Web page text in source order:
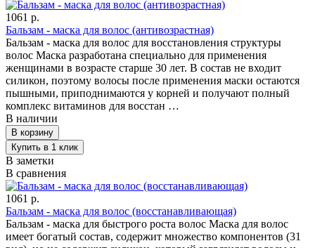
1061 р.
Бальзам - маска для волос (антивозрастная)
Бальзам - маска для волос для восстановления структуры
волос Маска разработана специально для применения
женщинами в возрасте старше 30 лет. В состав не входит
силикон, поэтому волосы после применения маски остаются
пышными, приподнимаются у корней и получают полный
комплекс витаминов для восстан …
В наличии
В заметки
В сравнения
1061 р.
Бальзам - маска для волос (восстанавливающая)
Бальзам - маска для быстрого роста волос Маска для волос
имеет богатый состав, содержит множество компонентов (31